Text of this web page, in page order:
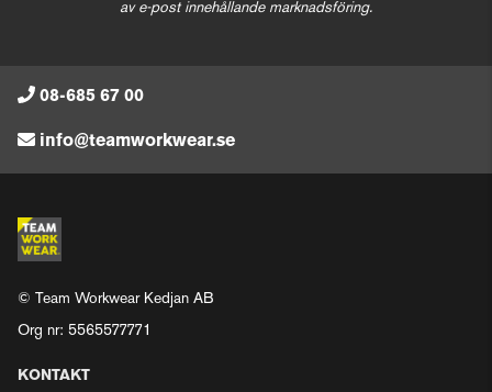
av e-post innehållande marknadsföring.
08-685 67 00
info@teamworkwear.se
© Team Workwear Kedjan AB
Org nr: 5565577771
KONTAKT